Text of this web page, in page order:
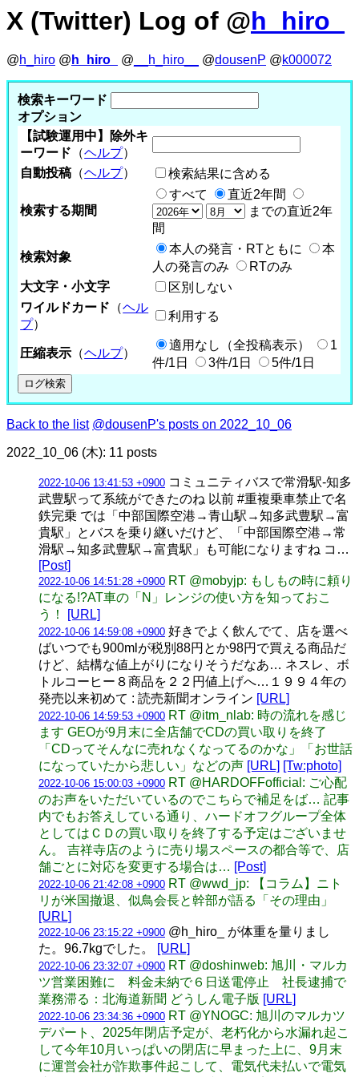
X (Twitter) Log of @h_hiro_
@h_hiro @ h_hiro_ @ __h_hiro__ @dousenP @k000072
検索キーワード
オプション
【試験運用中】除外キ
ーワード （ヘルプ）
自動投稿 （ヘルプ） 検索結果に含める
検索する期間
すべて
直近2年間
までの直近2年
間
検索対象
本人の発言・RTともに
本
人の発言のみ
RTのみ
大文字・小文字
区別しない
ワイルドカード （ヘル
プ）
利用する
圧縮表示 （ヘルプ）
適用なし（全投稿表示）
1
件/1日
3件/1日 5件/1日
Back to the list @dousenP's posts on 2022_10_06
2022_10_06 (木): 11 posts
2022-10-06 13:41:53 +0900 コミュニティバスで常滑駅-知多
武豊駅って系統ができたのね 以前 #重複乗車禁止で名
鉄完乗 では「中部国際空港→青山駅→知多武豊駅→富
貴駅」とバスを乗り継いだけど、「中部国際空港→常
滑駅→知多武豊駅→富貴駅」も可能になりますね コ…
[Post]
2022-10-06 14:51:28 +0900 RT @mobyjp: もしもの時に頼り
になる!?AT車の「N」レンジの使い方を知っておこ
う！
[URL]
2022-10-06 14:59:08 +0900 好きでよく飲んでて、店を選べ
ばいつでも900mlが税別88円とか98円で買える商品だ
けど、結構な値上がりになりそうだなあ… ネスレ、ボ
トルコーヒー８商品を２２円値上げへ…１９９４年の
発売以来初めて : 読売新聞オンライン [URL]
2022-10-06 14:59:53 +0900 RT @itm_nlab: 時の流れを感じ
ます GEOが9月末に全店舗でCDの買い取りを終了
「CDってそんなに売れなくなってるのかな」「お世話
になっていたから悲しい」などの声 [URL] [Tw:photo]
2022-10-06 15:00:03 +0900 RT @HARDOFFofficial: ご心配
のお声をいただいているのでこちらで補足をば… 記事
内でもお答えしている通り、ハードオフグループ全体
としてはＣＤの買い取りを終了する予定はございませ
ん。 吉祥寺店のように売り場スペースの都合等で、店
舗ごとに対応を変更する場合は… [Post]
2022-10-06 21:42:08 +0900 RT @wwd_jp: 【コラム】ニト
リが米国撤退、似鳥会長と幹部が語る「その理由」
[URL]
2022-10-06 23:15:22 +0900 @h_hiro_ が体重を量りまし
た。96.7kgでした。
[URL]
2022-10-06 23:32:07 +0900 RT @doshinweb: 旭川・マルカ
ツ営業困難に 料金未納で６日送電停止 社長逮捕で
業務滞る：北海道新聞 どうしん電子版 [URL]
2022-10-06 23:34:36 +0900 RT @YNOGC: 旭川のマルカツ
デパート、2025年閉店予定が、老朽化から水漏れ起こ
して今年10月いっぱいの閉店に早まった上に、9月末
に運営会社が詐欺事件起こして、電気代未払いで電気